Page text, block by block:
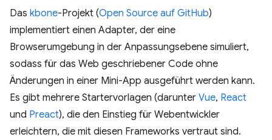
Das kbone-Projekt (Open Source auf GitHub)
implementiert einen Adapter, der eine
Browserumgebung in der Anpassungsebene simuliert,
sodass für das Web geschriebener Code ohne
Änderungen in einer Mini-App ausgeführt werden kann.
Es gibt mehrere Startervorlagen (darunter Vue, React
und Preact), die den Einstieg für Webentwickler
erleichtern, die mit diesen Frameworks vertraut sind.